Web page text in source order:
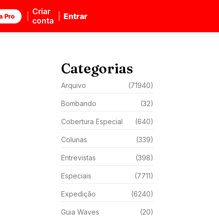
Pro
Criar
conta
Entrar
Categorias
Arquivo (71940)
Bombando (32)
Cobertura Especial (640)
Colunas (339)
Entrevistas (398)
Especiais (7711)
Expedição (6240)
Guia Waves (20)